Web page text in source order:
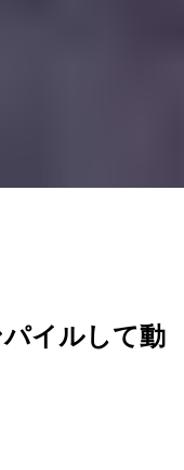
パイルして動